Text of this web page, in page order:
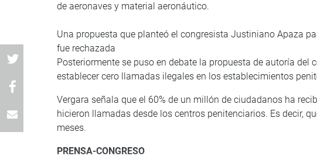
de aeronaves y material aeronáutico.
Una propuesta que planteó el congresista Justiniano Apaza
fue rechazada
Posteriormente se puso en debate la propuesta de autoría del
establecer cero llamadas ilegales en los establecimientos
Vergara señala que el 60% de un millón de ciudadanos ha
hicieron llamadas desde los centros penitenciarios. Es decir,
meses.
PRENSA-CONGRESO